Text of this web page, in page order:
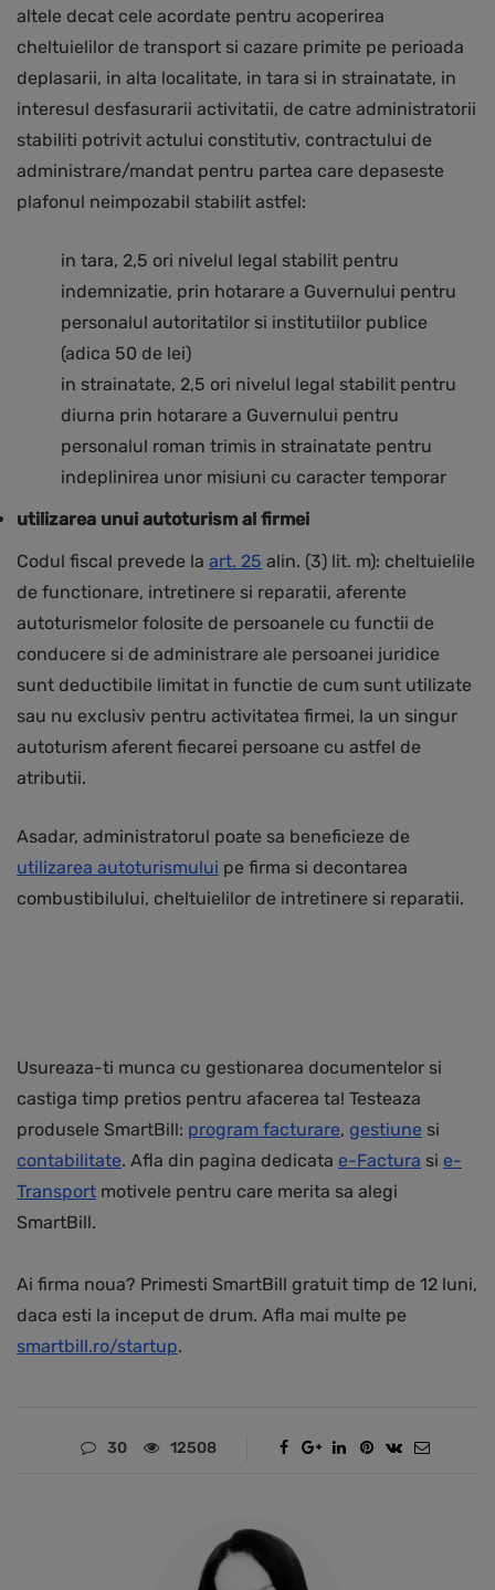
altele decat cele acordate pentru acoperirea
cheltuielilor de transport si cazare primite pe perioada
deplasarii, in alta localitate, in tara si in strainatate, in
interesul desfasurarii activitatii, de catre administratorii
stabiliti potrivit actului constitutiv, contractului de
administrare/mandat pentru partea care depaseste
plafonul neimpozabil stabilit astfel:
in tara, 2,5 ori nivelul legal stabilit pentru
indemnizatie, prin hotarare a Guvernului pentru
personalul autoritatilor si institutiilor publice
(adica 50 de lei)
in strainatate, 2,5 ori nivelul legal stabilit pentru
diurna prin hotarare a Guvernului pentru
personalul roman trimis in strainatate pentru
indeplinirea unor misiuni cu caracter temporar
utilizarea unui autoturism al firmei
Codul fiscal prevede la art. 25 alin. (3) lit. m): cheltuielile
de functionare, intretinere si reparatii, aferente
autoturismelor folosite de persoanele cu functii de
conducere si de administrare ale persoanei juridice
sunt deductibile limitat in functie de cum sunt utilizate
sau nu exclusiv pentru activitatea firmei, la un singur
autoturism aferent fiecarei persoane cu astfel de
atributii.
Asadar, administratorul poate sa beneficieze de
utilizarea autoturismului pe firma si decontarea
combustibilului, cheltuielilor de intretinere si reparatii.
Usureaza-ti munca cu gestionarea documentelor si
castiga timp pretios pentru afacerea ta! Testeaza
produsele SmartBill: program facturare, gestiune si
contabilitate. Afla din pagina dedicata e-Factura si e-
Transport motivele pentru care merita sa alegi
SmartBill.
Ai firma noua? Primesti SmartBill gratuit timp de 12 luni,
daca esti la inceput de drum. Afla mai multe pe
smartbill.ro/startup.
30 12508